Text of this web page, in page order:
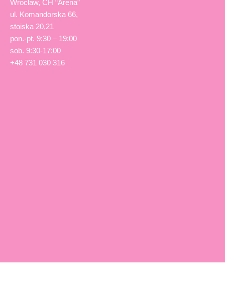
Wrocław, CH “Arena”
ul. Komandorska 66,
stoiska 20,21
pon.-pt. 9:30 – 19:00
sob. 9:30-17:00
+48 731 030 316